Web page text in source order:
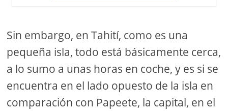
Sin embargo, en Tahití, como es una
pequeña isla, todo está básicamente cerca,
a lo sumo a unas horas en coche, y es si se
encuentra en el lado opuesto de la isla en
comparación con Papeete, la capital, en el